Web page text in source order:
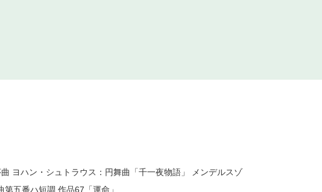
ヨハン・シュトラウス：円舞曲「千一夜物語」 メンデルスゾ
五番ハ短調 作品67「運命」